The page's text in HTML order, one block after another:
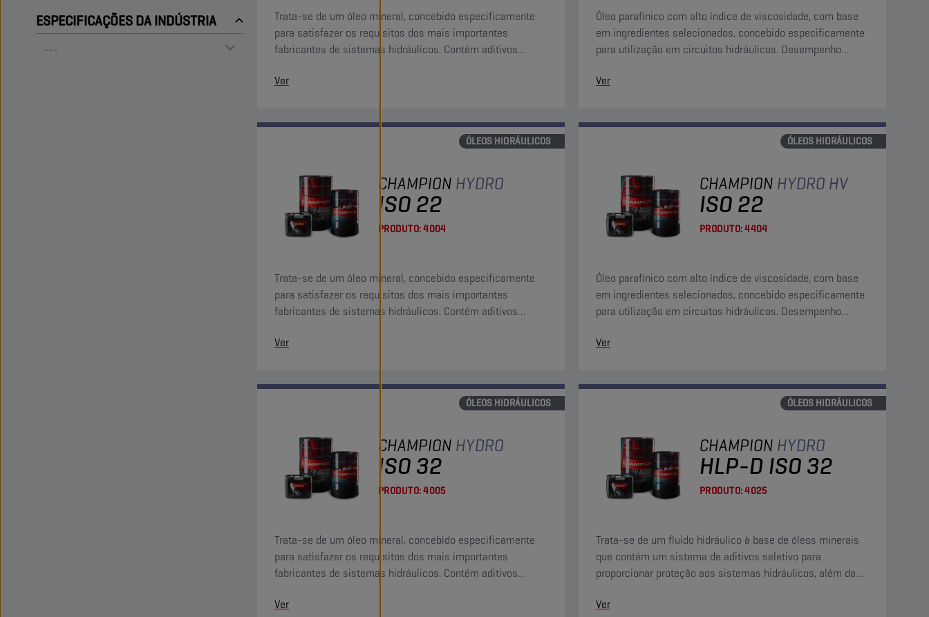
ESPECIFICAÇÕES DA INDÚSTRIA
Trata-se de um óleo mineral, concebido especificamente
para satisfazer os requisitos dos mais importantes
fabricantes de sistemas hidráulicos. Contém aditivos
Ver
Óleo parafínico com alto índice de viscosidade, com base
em ingredientes selecionados, concebido especificamente
para utilização em circuitos hidráulicos. Desempenho
Ver
ÓLEOS HIDRÁULICOS
CHAMPION HYDRO
ISO 22
PRODUTO:4004
Trata-se de um óleo mineral, concebido especificamente
para satisfazer os requisitos dos mais importantes
fabricantes de sistemas hidráulicos. Contém aditivos
Ver
ÓLEOS HIDRÁULICOS
CHAMPION HYDRO HV
ISO 22
PRODUTO:4404
Óleo parafínico com alto índice de viscosidade, com base
em ingredientes selecionados, concebido especificamente
para utilização em circuitos hidráulicos. Desempenho
Ver
ÓLEOS HIDRÁULICOS
CHAMPION HYDRO
ISO 32
PRODUTO:4005
Trata-se de um óleo mineral, concebido especificamente
para satisfazer os requisitos dos mais importantes
fabricantes de sistemas hidráulicos. Contém aditivos
Ver
ÓLEOS HIDRÁULICOS
CHAMPION HYDRO
HLP-D ISO 32
PRODUTO:4025
Trata-se de um fluido hidráulico à base de óleos minerais
que contém um sistema de aditivos seletivo para
proporcionar proteção aos sistemas hidráulicos, além da
Ver